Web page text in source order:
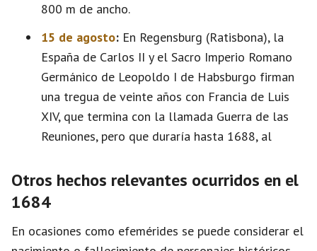
800 m de ancho.
15 de agosto: En Regensburg (Ratisbona), la
España de Carlos II y el Sacro Imperio Romano
Germánico de Leopoldo I de Habsburgo firman
una tregua de veinte años con Francia de Luis
XIV, que termina con la llamada Guerra de las
Reuniones, pero que duraría hasta 1688, al
Otros hechos relevantes ocurridos en el
1684
En ocasiones como efemérides se puede considerar el